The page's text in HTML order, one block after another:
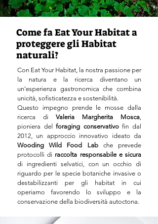
Come fa Eat Your Habitat a
proteggere gli Habitat
naturali?
Con Eat Your Habitat, la nostra passione per
la natura e la ricerca diventano un
un’esperienza gastronomica che combina
unicità, sofisticatezza e sostenibilità.
Questo impegno prende le mosse dalla
ricerca di Valeria Margherita Mosca,
pioniera delforaging conservativofin dal
2012, un approccio innovativo ideato da
Wooding Wild Food Labche prevede
protocolli di raccolta responsabile e sicura
di ingredienti selvatici, con un occhio di
riguardo per le specie botaniche invasive o
destabilizzanti per gli habitat in cui
operiamo favorendo lo sviluppo e la
conservazione della biodiversità autoctona.